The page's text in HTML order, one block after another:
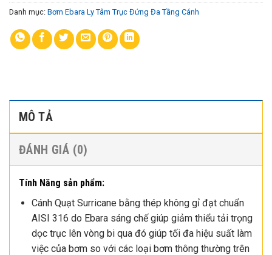
Danh mục: Bơm Ebara Ly Tâm Trục Đứng Đa Tầng Cánh
MÔ TẢ
ĐÁNH GIÁ (0)
Tính Năng sản phẩm:
Cánh Quạt Surricane bằng thép không gỉ đạt chuẩn
AISI 316 do Ebara sáng chế giúp giảm thiểu tải trọng
dọc trục lên vòng bi qua đó giúp tối đa hiệu suất làm
việc của bơm so với các loại bơm thông thường trên